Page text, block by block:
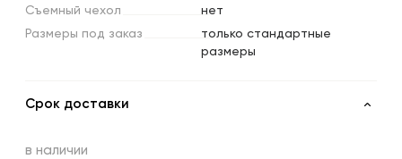
Съемный чехол
нет
Размеры под заказ
только стандартные
размеры
Срок доставки
в наличии